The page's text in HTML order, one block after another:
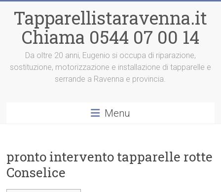
contenuto
Tapparellistaravenna.it
Chiama 0544 07 00 14
Da oltre 20 anni, Eugenio si occupa di riparazione,
sostituzione, motorizzazione e installazione di tapparelle e
serrande a Ravenna e provincia.
Menu
pronto intervento tapparelle rotte
Conselice